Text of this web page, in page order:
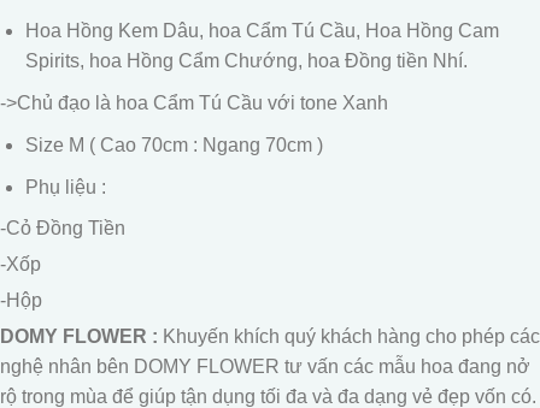
700.000.
Hoa Hồng Kem Dâu, hoa Cẩm Tú Cầu, Hoa Hồng Cam
Spirits, hoa Hồng Cẩm Chướng, hoa Đồng tiền Nhí.
->Chủ đạo là hoa Cẩm Tú Cầu với tone Xanh
Size M ( Cao 70cm : Ngang 70cm )
Phụ liệu :
-Cỏ Đồng Tiền
-Xốp
-Hộp
DOMY FLOWER : Khuyến khích quý khách hàng cho phép các
nghệ nhân bên DOMY FLOWER tư vấn các mẫu hoa đang nở
rộ trong mùa để giúp tận dụng tối đa và đa dạng vẻ đẹp vốn có.